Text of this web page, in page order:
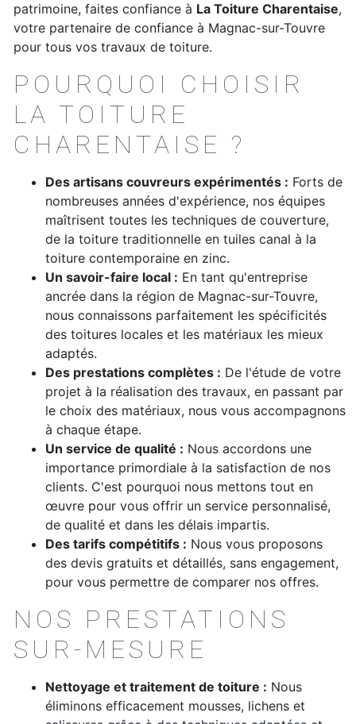
patrimoine, faites confiance à La Toiture Charentaise,
votre partenaire de confiance à Magnac-sur-Touvre
pour tous vos travaux de toiture.
POURQUOI CHOISIR
LA TOITURE
CHARENTAISE ?
Des artisans couvreurs expérimentés : Forts de
nombreuses années d'expérience, nos équipes
maîtrisent toutes les techniques de couverture,
de la toiture traditionnelle en tuiles canal à la
toiture contemporaine en zinc.
Un savoir-faire local : En tant qu'entreprise
ancrée dans la région de Magnac-sur-Touvre,
nous connaissons parfaitement les spécificités
des toitures locales et les matériaux les mieux
adaptés.
Des prestations complètes : De l'étude de votre
projet à la réalisation des travaux, en passant par
le choix des matériaux, nous vous accompagnons
à chaque étape.
Un service de qualité : Nous accordons une
importance primordiale à la satisfaction de nos
clients. C'est pourquoi nous mettons tout en
œuvre pour vous offrir un service personnalisé,
de qualité et dans les délais impartis.
Des tarifs compétitifs : Nous vous proposons
des devis gratuits et détaillés, sans engagement,
pour vous permettre de comparer nos offres.
NOS PRESTATIONS
SUR-MESURE
Nettoyage et traitement de toiture : Nous
éliminons efficacement mousses, lichens et